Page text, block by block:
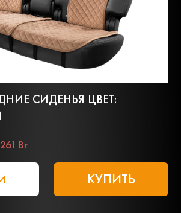
СИДЕНЬЯ ЦВЕТ:
261 Br
КУПИТЬ